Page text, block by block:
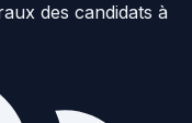
des candidats à